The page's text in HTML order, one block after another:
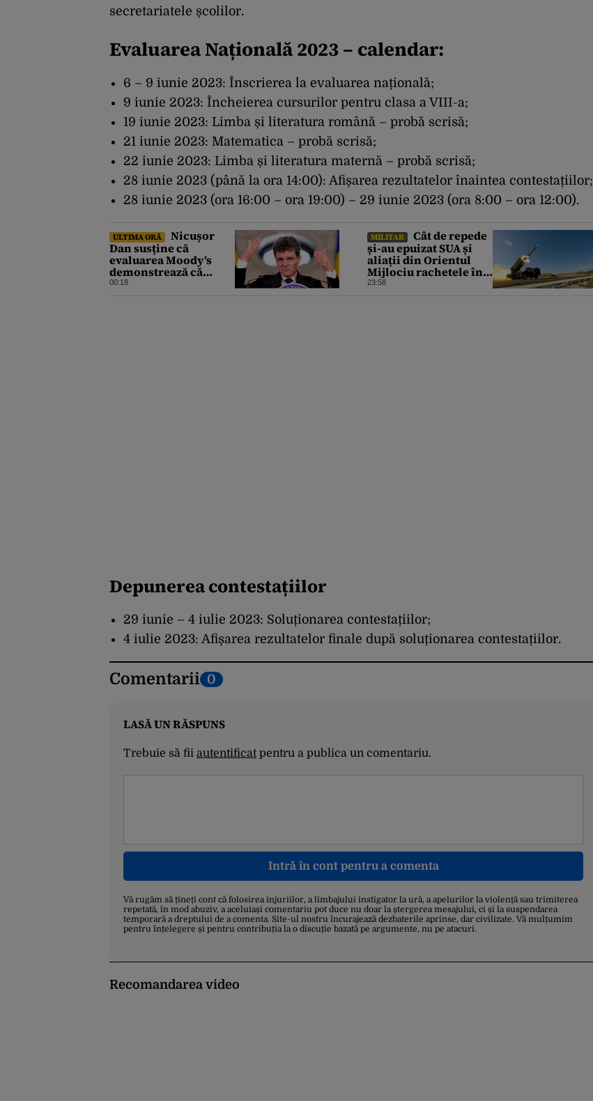
secretariatele școlilor.
Evaluarea Națională 2023 – calendar:
6 – 9 iunie 2023: Înscrierea la evaluarea națională;
9 iunie 2023: Încheierea cursurilor pentru clasa a VIII-a;
19 iunie 2023: Limba și literatura română – probă scrisă;
21 iunie 2023: Matematica – probă scrisă;
22 iunie 2023: Limba și literatura maternă – probă scrisă;
28 iunie 2023 (până la ora 14:00): Afișarea rezultatelor înaintea contestațiilor;
28 iunie 2023 (ora 16:00 – ora 19:00) – 29 iunie 2023 (ora 8:00 – ora 12:00).
ULTIMA ORĂ
Nicușor
Dan susține că
evaluarea Moody’s
demonstrează că
România a făcut pașii
00:18
MILITAR
Cât de repede
și-au epuizat SUA și
aliații din Orientul
Mijlociu rachetele în
conflictul cu Iranul
23:58
Depunerea contestațiilor
29 iunie – 4 iulie 2023: Soluționarea contestațiilor;
4 iulie 2023: Afișarea rezultatelor finale după soluționarea contestațiilor.
Comentarii 0
LASĂ UN RĂSPUNS
Trebuie să fii autentificatpentru a publica un comentariu.
Intră în cont pentru a comenta
Vă rugăm să țineți cont că folosirea injuriilor, a limbajului instigator la ură, a apelurilor la violență sau trimiterea
repetată, în mod abuziv, a aceluiași comentariu pot duce nu doar la ștergerea mesajului, ci și la suspendarea
temporară a dreptului de a comenta. Site-ul nostru încurajează dezbaterile aprinse, dar civilizate. Vă mulțumim
pentru înțelegere și pentru contribuția la o discuție bazată pe argumente, nu pe atacuri.
Recomandarea video